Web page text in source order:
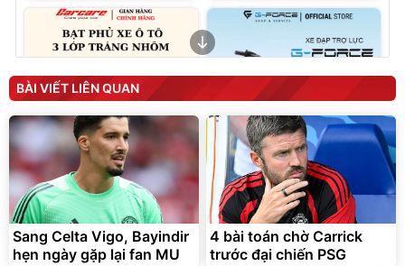
Bạt phủ xe ô tô cao cấp,
tráng nhôm 03 lớp
392.000đ
325.000 đ
Đã bán nhiều
Xe đạp điện trợ lực G-
Force C14 gấp gọn bỏ cốp
tiện lợi
9.900.000đ
7.092.000đ
Đang xem nhiều
BÀI VIẾT LIÊN QUAN
Sang Celta Vigo, Bayindir
hẹn ngày gặp lại fan MU
4 bài toán chờ Carrick
trước đại chiến PSG